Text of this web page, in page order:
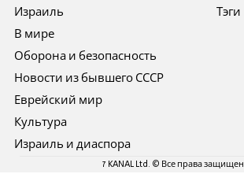
Израиль
В мире
Оборона и безопасность
Новости из бывшего СССР
Еврейский мир
Культура
Израиль и диаспора
Тэги
7 KANAL Ltd. © Все права